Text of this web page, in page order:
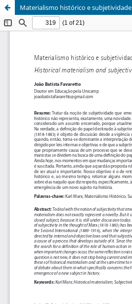
Materialismo histórico e subjetividade